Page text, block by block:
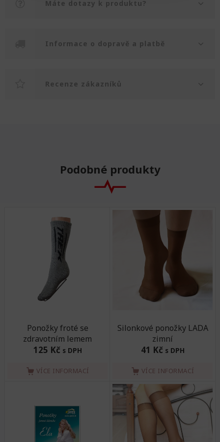
Máte dotazy k produktu?
Informace o dopravě a platbě
Recenze zákazníků
Podobné produkty
Ponožky froté se
zdravotním lemem
125 Kč s DPH
VÍCE INFORMACÍ
Silonkové ponožky LADA
zimní
41 Kč s DPH
VÍCE INFORMACÍ